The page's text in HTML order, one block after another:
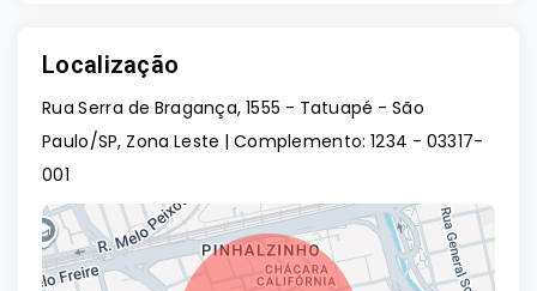
Localização
Rua Serra de Bragança, 1555 - Tatuapé - São
Paulo/SP, Zona Leste | Complemento: 1234 - 03317-
001